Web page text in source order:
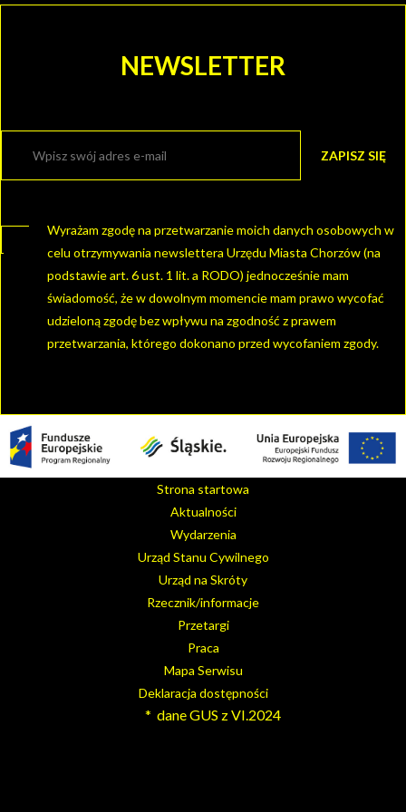
NEWSLETTER
Wyrażam zgodę na przetwarzanie moich danych osobowych w
celu otrzymywania newslettera Urzędu Miasta Chorzów (na
podstawie art. 6 ust. 1 lit. a RODO) jednocześnie mam
świadomość, że w dowolnym momencie mam prawo wycofać
udzieloną zgodę bez wpływu na zgodność z prawem
przetwarzania, którego dokonano przed wycofaniem zgody.
Strona startowa
Aktualności
Wydarzenia
Urząd Stanu Cywilnego
Urząd na Skróty
Rzecznik/informacje
Przetargi
Praca
Mapa Serwisu
Deklaracja dostępności
* dane GUS z VI.2024